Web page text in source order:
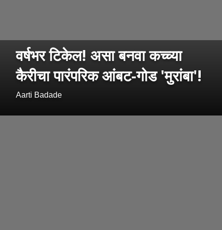
वर्षभर टिकेल! असा बनवा कच्च्या
कैरीचा पारंपरिक आंबट-गोड 'मुरांबा'!
Aarti Badade